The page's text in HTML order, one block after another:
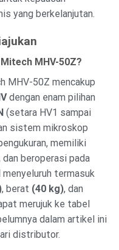
yang berkelanjutan.
MHV-50Z?
MHV-50Z mencakup
dengan enam pilihan
(setara HV1 sampai
sistem mikroskop
memiliki
dan beroperasi pada
termasuk
, berat (40 kg), dan
merujuk ke tabel
dalam artikel ini
distributor.